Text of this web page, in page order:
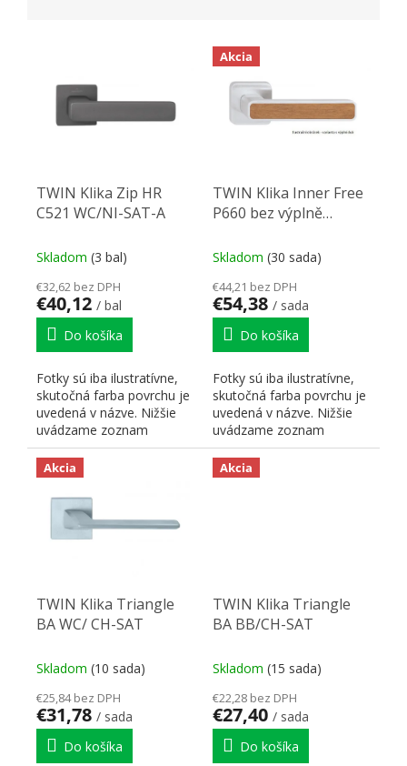
TWIN Klika Zip HR
C521 WC/NI-SAT-A
Skladom (3 bal)
€32,62 bez DPH
€40,12 / bal
Do košíka
Fotky sú iba ilustratívne,
skutočná farba povrchu je
uvedená v názve. Nižšie
uvádzame zoznam
skratiek pre lepšiu...
Akcia
TWIN Klika Inner Free
P660 bez výplně
Skladom (30 sada)
€44,21 bez DPH
€54,38 / sada
Do košíka
Fotky sú iba ilustratívne,
skutočná farba povrchu je
uvedená v názve. Nižšie
uvádzame zoznam
skratiek pre lepšiu...
Akcia
TWIN Klika Triangle
BA WC/ CH-SAT
Skladom (10 sada)
€25,84 bez DPH
€31,78 / sada
Do košíka
Akcia
TWIN Klika Triangle
BA BB/CH-SAT
Skladom (15 sada)
€22,28 bez DPH
€27,40 / sada
Do košíka